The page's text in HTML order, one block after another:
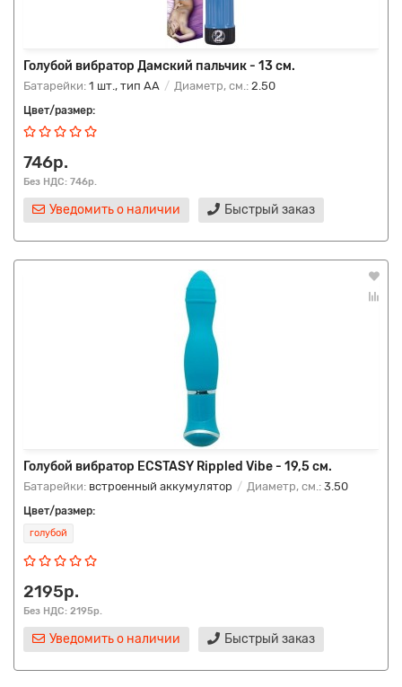
Голубой вибратор Дамский пальчик - 13 см.
Батарейки: 1 шт., тип AA Диаметр, см.: 2.50
Цвет/размер:
746р.
Без НДС: 746р.
Уведомить о наличии Быстрый заказ
Голубой вибратор ECSTASY Rippled Vibe - 19,5 см.
Батарейки: встроенный аккумулятор Диаметр, см.: 3.50
Цвет/размер:
голубой
2195р.
Без НДС: 2195р.
Уведомить о наличии Быстрый заказ